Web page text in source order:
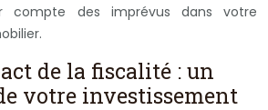
compte des imprévus dans votre
de la fiscalité : un
votre investissement